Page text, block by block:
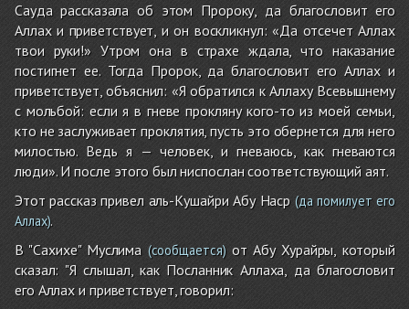
Сауда рассказала об этом Пророку, да благословит его
Аллах и приветствует, и он воскликнул: «Да отсечет Аллах
твои руки!» Утром она в страхе ждала, что наказание
постигнет ее. Тогда Пророк, да благословит его Аллах и
приветствует, объяснил: «Я обратился к Аллаху Всевышнему
с мольбой: если я в гневе прокляну кого-то из моей семьи,
кто не заслуживает проклятия, пусть это обернется для него
милостью. Ведь я — человек, и гневаюсь, как гневаются
люди». И после этого был ниспослан соответствующий аят.
Этот рассказ привел аль-Кушайри Абу Наср (да помилует его
Аллах).
В "Сахихе" Муслима (сообщается)от Абу Хурайры, который
сказал: "Я слышал, как Посланник Аллаха, да благословит
его Аллах и приветствует, говорил: